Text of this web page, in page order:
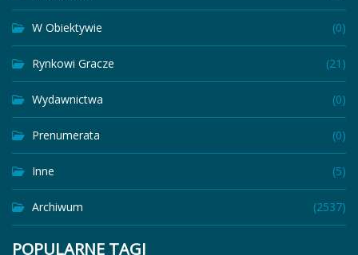
W Obiektywie (0)
Rynkowi Gracze (21)
Wydawnictwa (0)
Prenumerata (0)
Inne (5)
Archiwum (2537)
POPULARNE TAGI